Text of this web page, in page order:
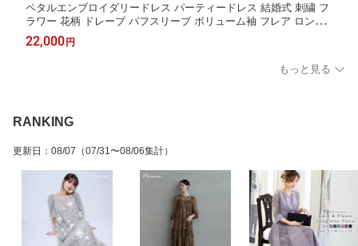
ペタルエンブロイダリードレス パーティードレス 結婚式 刺繍 フ
ラワー 花柄 ドレープ パフスリーブ ボリューム袖 フレア ロング
丈 半袖 お呼ばれ パーティー 二次会 披露宴 謝恩会 成人式 同窓会
卒業式 フォーマル オケージョンドレス 春 夏 秋 冬 黒 ベージュ
22,000円
もっと見る
RANKING
更新日 ： 08/07 （07/31〜08/06集計）